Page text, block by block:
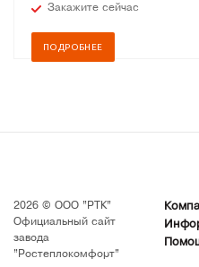
Закажите сейчас
ПОДРОБНЕЕ
2026 © ООО "РТК"
Официальный сайт
завода
"Ростеплокомфорт"